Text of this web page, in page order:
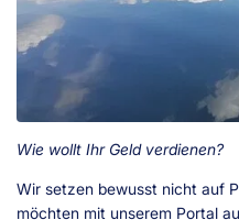
Wie wollt Ihr Geld verdienen?
Wir setzen bewusst nicht auf
möchten mit unserem Portal